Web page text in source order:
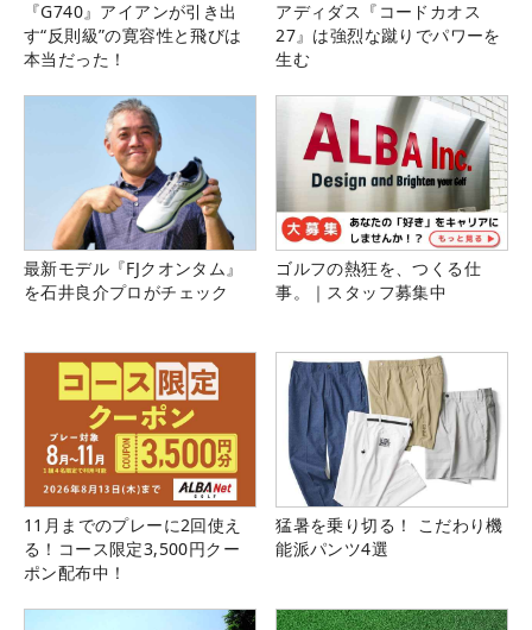
『G740』アイアンが引き出
す“反則級”の寛容性と飛びは
本当だった！
アディダス『コードカオス
27』は強烈な蹴りでパワーを
生む
最新モデル『FJクオンタム』
を石井良介プロがチェック
ゴルフの熱狂を、つくる仕
事。｜スタッフ募集中
11月までのプレーに2回使え
る！コース限定3,500円クー
ポン配布中！
猛暑を乗り切る！ こだわり機
能派パンツ4選